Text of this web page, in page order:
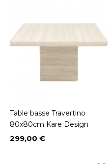
Table basse Travertino
80x80cm Kare Design
Prix
299,00 €